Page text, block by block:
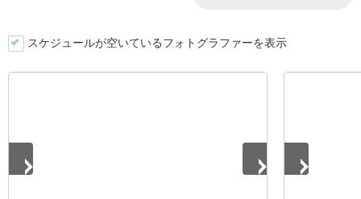
スケジュールが空いているフォトグラファーを表示